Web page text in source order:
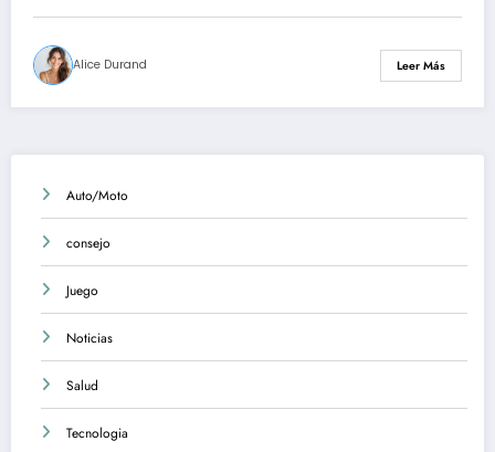
Alice Durand Leer Más
Auto/Moto
consejo
Juego
Noticias
Salud
Tecnologia